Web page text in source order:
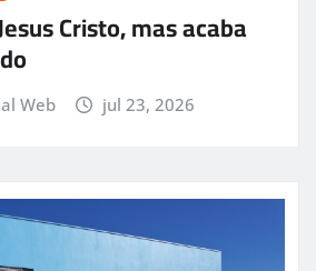
Cristo, mas acaba
Web jul 23, 2026